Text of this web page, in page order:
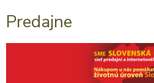
Predajne